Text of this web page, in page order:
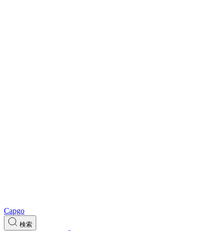
Capgo
検索